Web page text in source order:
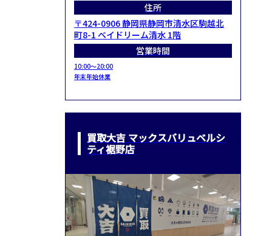
住所
〒424-0906 静岡県静岡市清水区駒越北
町8-1 ベイドリーム清水 1階
営業時間
10:00～20:00
年末年始休業
買取大吉 マックスバリュベルシ
ティ裾野店